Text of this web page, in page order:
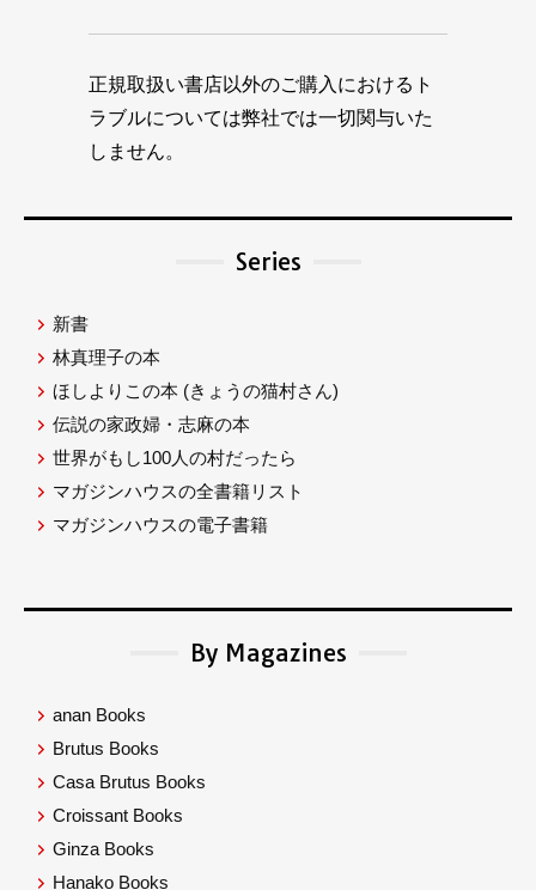
正規取扱い書店以外のご購入におけるト
ラブルについては弊社では一切関与いた
しません。
Series
新書
林真理子の本
ほしよりこの本 (きょうの猫村さん)
伝説の家政婦・志麻の本
世界がもし100人の村だったら
マガジンハウスの全書籍リスト
マガジンハウスの電子書籍
By Magazines
anan Books
Brutus Books
Casa Brutus Books
Croissant Books
Ginza Books
Hanako Books